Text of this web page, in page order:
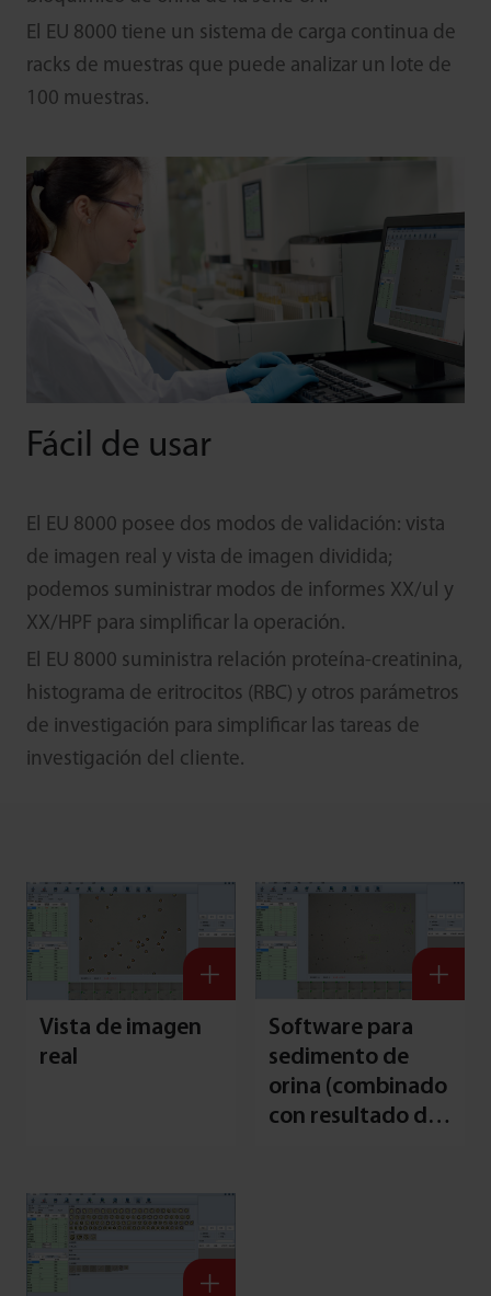
El EU 8000 tiene un sistema de carga continua de
racks de muestras que puede analizar un lote de
100 muestras.
Fácil de usar
El EU 8000 posee dos modos de validación: vista
de imagen real y vista de imagen dividida;
podemos suministrar modos de informes XX/ul y
XX/HPF para simplificar la operación.
El EU 8000 suministra relación proteína-creatinina,
histograma de eritrocitos (RBC) y otros parámetros
de investigación para simplificar las tareas de
investigación del cliente.
Vista de imagen
real
Software para
sedimento de
orina (combinado
con resultado de